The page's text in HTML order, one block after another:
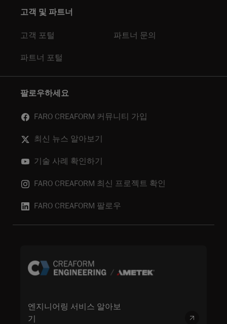
고객 및 파트너
고객 포털 파트너 문의
파트너 포털
팔로우하세요
FARO CREAFORM 커뮤니티 가입
최신 뉴스 알아보기
기술 사례 확인하기
FARO CREAFORM 최신 프로젝트 확인
FARO CREAFORM 팔로우
엔지니어링 서비스 알아보
기